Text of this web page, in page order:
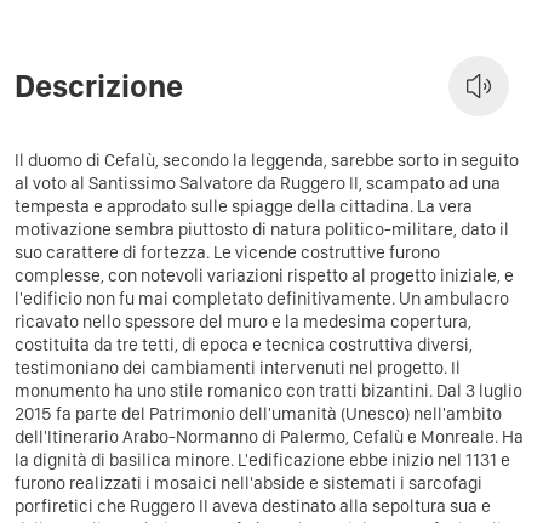
Descrizione
Il duomo di Cefalù, secondo la leggenda, sarebbe sorto in seguito
al voto al Santissimo Salvatore da Ruggero II, scampato ad una
tempesta e approdato sulle spiagge della cittadina. La vera
motivazione sembra piuttosto di natura politico-militare, dato il
suo carattere di fortezza. Le vicende costruttive furono
complesse, con notevoli variazioni rispetto al progetto iniziale, e
l'edificio non fu mai completato definitivamente. Un ambulacro
ricavato nello spessore del muro e la medesima copertura,
costituita da tre tetti, di epoca e tecnica costruttiva diversi,
testimoniano dei cambiamenti intervenuti nel progetto. Il
monumento ha uno stile romanico con tratti bizantini. Dal 3 luglio
2015 fa parte del Patrimonio dell'umanità (Unesco) nell'ambito
dell'Itinerario Arabo-Normanno di Palermo, Cefalù e Monreale. Ha
la dignità di basilica minore. L'edificazione ebbe inizio nel 1131 e
furono realizzati i mosaici nell'abside e sistemati i sarcofagi
porfiretici che Ruggero II aveva destinato alla sepoltura sua e